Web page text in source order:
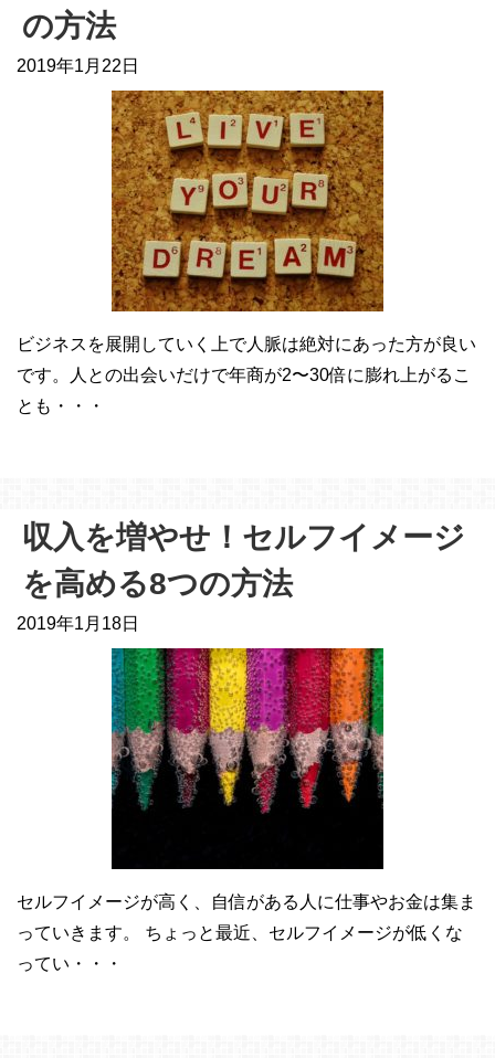
の方法
2019年1月22日
ビジネスを展開していく上で人脈は絶対にあった方が良い
です。人との出会いだけで年商が2〜30倍に膨れ上がるこ
とも・・・
収入を増やせ！セルフイメージ
を高める8つの方法
2019年1月18日
セルフイメージが高く、自信がある人に仕事やお金は集ま
っていきます。 ちょっと最近、セルフイメージが低くな
ってい・・・